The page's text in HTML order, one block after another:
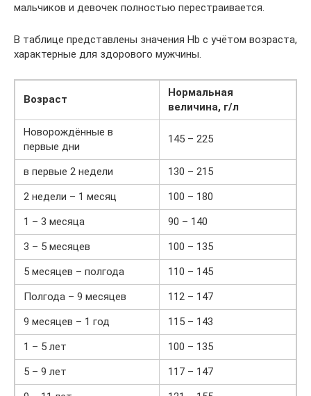
мальчиков и девочек полностью перестраивается.
В таблице представлены значения Hb с учётом возраста,
характерные для здорового мужчины.
Возраст
Нормальная
величина, г/л
Новорождённые в
первые дни
145 – 225
в первые 2 недели
130 – 215
2 недели – 1 месяц
100 – 180
1 – 3 месяца
90 – 140
3 – 5 месяцев
100 – 135
5 месяцев – полгода
110 – 145
Полгода – 9 месяцев
112 – 147
9 месяцев – 1 год
115 – 143
1 – 5 лет
100 – 135
5 – 9 лет
117 – 147